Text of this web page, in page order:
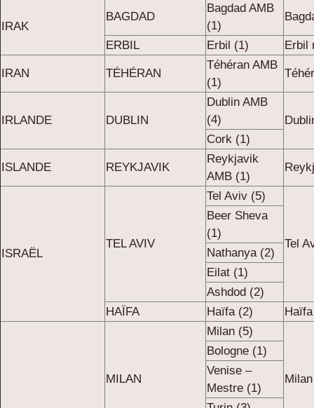
IRAK
BAGDAD
Bagdad AMB
(1)
ERBIL Erbil (1) Erbil
IRAN TÉHÉRAN
Téhéran AMB
(1)
IRLANDE DUBLIN
Dublin AMB
(4)
Cork (1)
ISLANDE REYKJAVIK
Reykjavik
AMB (1)
ISRAËL
TEL AVIV
Tel Aviv (5)
Tel
Beer Sheva
(1)
Nathanya (2)
Eilat (1)
Ashdod (2)
HAÏFA
Haïfa (2)
MILAN
Milan (5)
Bologne (1)
Venise –
Mestre (1)